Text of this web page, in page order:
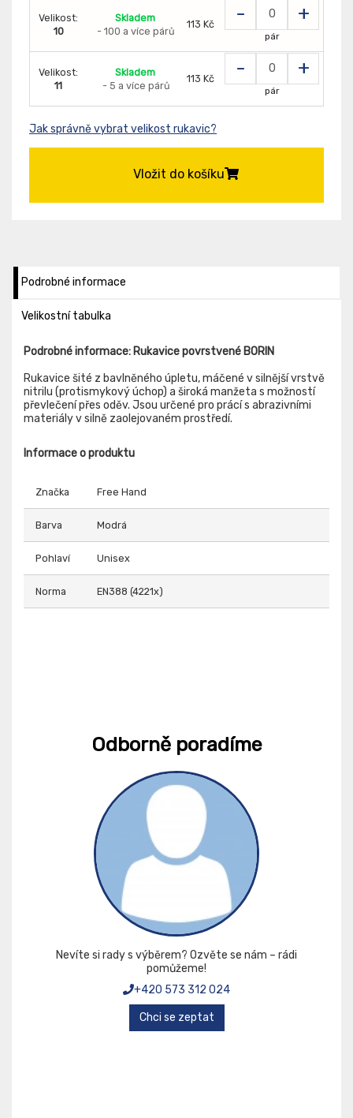
Velikost:
10
Skladem
- 100 a více párů
113 Kč - +
pár
Velikost:
11
Skladem
- 5 a více párů
113 Kč - +
pár
Jak správně vybrat velikost rukavic?
Vložit do košíku
Podrobné informace
Velikostní tabulka
Podrobné informace: Rukavice povrstvené BORIN
Rukavice šité z bavlněného úpletu, máčené v silnější vrstvě
nitrilu (protismykový úchop) a široká manžeta s možností
převlečení přes oděv. Jsou určené pro prácí s abrazivními
materiály v silně zaolejovaném prostředí.
Informace o produktu
Značka Free Hand
Barva Modrá
Pohlaví Unisex
Norma EN388 (4221x)
Odborně poradíme
Nevíte si rady s výběrem? Ozvěte se nám – rádi
pomůžeme!
+420 573 312 024
Chci se zeptat